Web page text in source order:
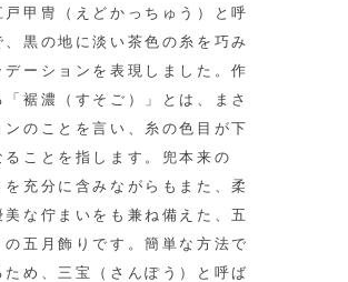
甲冑（えどかっちゅう）と呼
黒の地に淡い茶色の糸を巧み
ーションを表現しました。作
裾濃（すそご）」とは、まさ
のことを言い、糸の色目が下
ことを指します。兜本来の
充分に含みながらもまた、柔
な佇まいをも兼ね備えた、五
五月飾りです。簡単な方法で
め、三宝（さんぽう）と呼ば